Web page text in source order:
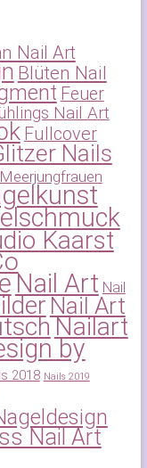
Nail Art
Blüten Nail
Feuer
Nail Art
Fullcover
Nails
Meerjungfrauen
Kaarst
Nail Art Nail
Nail Art
Nailart
by
2018 Nails 2019
Nail Art